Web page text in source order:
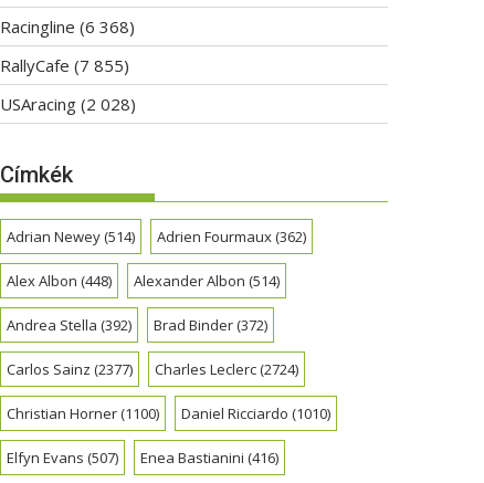
Racingline (6 368)
RallyCafe (7 855)
USAracing (2 028)
Címkék
Adrian Newey(514) Adrien Fourmaux(362)
Alex Albon (448) Alexander Albon (514)
Andrea Stella (392) Brad Binder(372)
Carlos Sainz (2377) Charles Leclerc(2724)
Christian Horner(1100) Daniel Ricciardo (1010)
Elfyn Evans (507) Enea Bastianini (416)